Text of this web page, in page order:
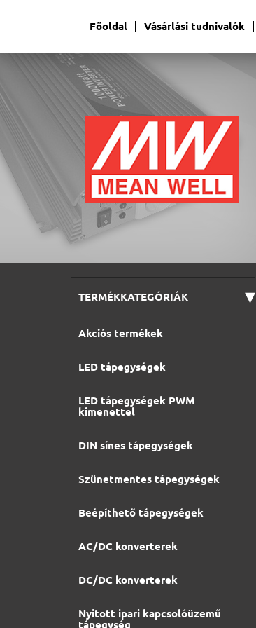
Főoldal Vásárlási tudnivalók
TERMÉKKATEGÓRIÁK ▾
Akciós termékek
LED tápegységek
LED tápegységek PWM
kimenettel
DIN sínes tápegységek
Szünetmentes tápegységek
Beépíthető tápegységek
AC/DC konverterek
DC/DC konverterek
Nyitott ipari kapcsolóüzemű
tápegység